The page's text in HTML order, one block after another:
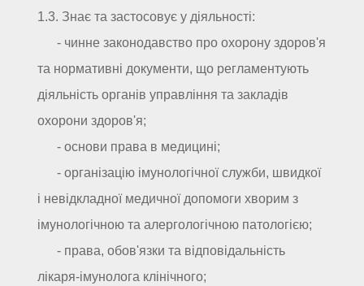
1.3. Знає та застосовує у діяльності:
- чинне законодавство про охорону здоров'я
та нормативні документи, що регламентують
діяльність органів управління та закладів
охорони здоров'я;
- основи права в медицині;
- організацію імунологічної служби, швидкої
і невідкладної медичної допомоги хворим з
імунологічною та алергологічною патологією;
- права, обов'язки та відповідальність
лікаря-імунолога клінічного;